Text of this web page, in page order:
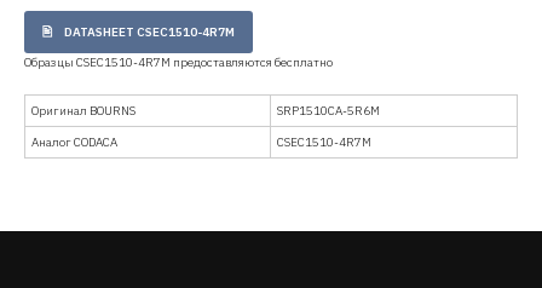
DATASHEET CSEC1510-4R7M
Образцы CSEC1510-4R7M предоставляются бесплатно
Оригинал BOURNS
SRP1510CA-5R6M
Аналог CODACA
CSEC1510-4R7M